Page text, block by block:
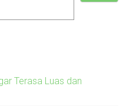
Terasa Luas dan